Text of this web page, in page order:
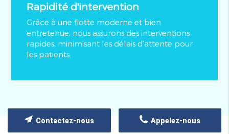
Rapidité d'intervention
Grâce à une flotte moderne et bien
entretenue, nous assurons des interventions
rapides, minimisant les délais d'attente pour
les patients.
Appelez-nous
Contactez-nous